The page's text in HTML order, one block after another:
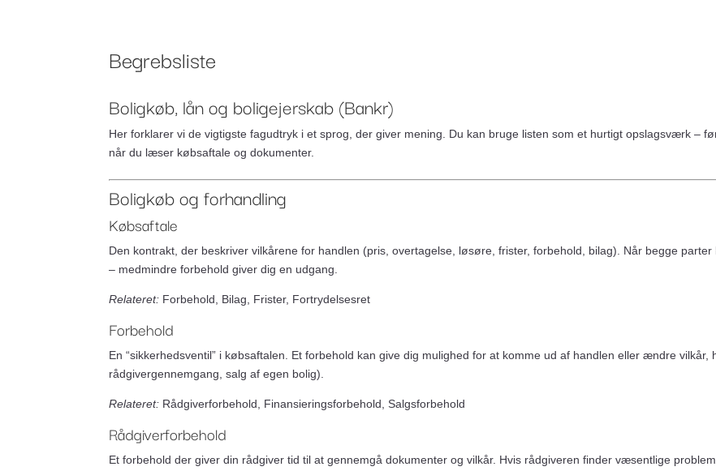
Begrebsliste
Boligkøb, lån og boligejerskab (Bankr)
Her forklarer vi de vigtigste fagudtryk i et sprog, der giver mening. Du kan bruge listen som et hurtigt opslagsværk –
når du læser købsaftale og dokumenter.
Boligkøb og forhandling
Købsaftale
Den kontrakt, der beskriver vilkårene for handlen (pris, overtagelse, løsøre, frister, forbehold, bilag). Når begge
– medmindre forbehold giver dig en udgang.
Relateret: Forbehold, Bilag, Frister, Fortrydelsesret
Forbehold
En “sikkerhedsventil” i købsaftalen. Et forbehold kan give dig mulighed for at komme ud af handlen eller ændre vilkår,
rådgivergennemgang, salg af egen bolig).
Relateret: Rådgiverforbehold, Finansieringsforbehold, Salgsforbehold
Rådgiverforbehold
Et forbehold der giver din rådgiver tid til at gennemgå dokumenter og vilkår. Hvis rådgiveren finder væsentlige